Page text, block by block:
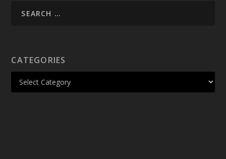
CATEGORIES